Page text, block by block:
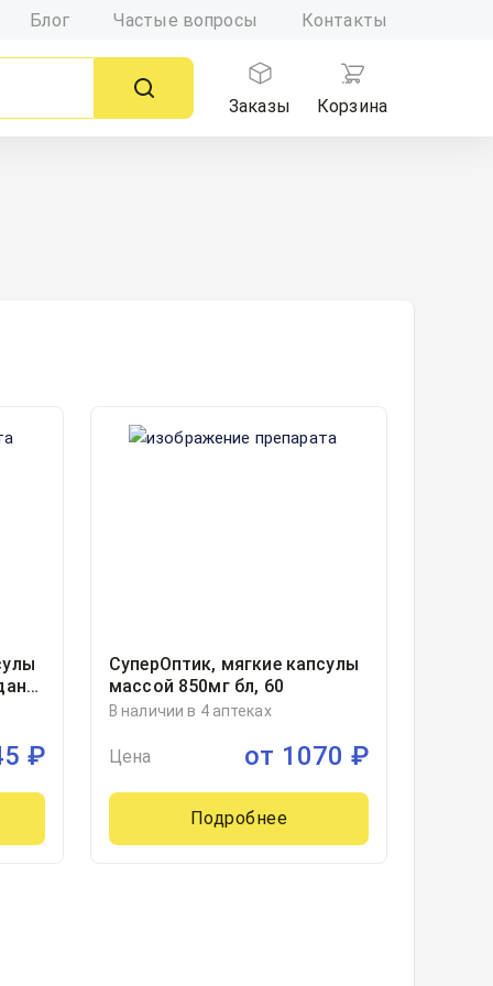
Блог Частые вопросы Контакты
Заказы
Корзина
₽
СуперОптик, мягкие капсулы
массой 850мг бл, 60
В наличии в 4 аптеках
Цена от 1070 ₽
Подробнее